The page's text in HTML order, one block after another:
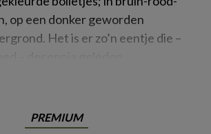
op een donker geworden
Het is er zo’n eentje die –
PREMIUM